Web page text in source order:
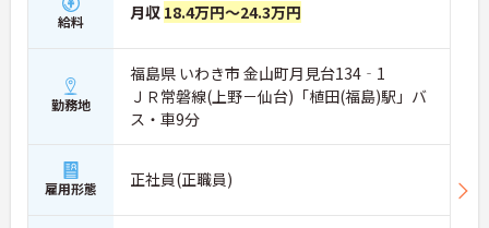
給料 月収 18.4万円～24.3万円
勤務地
福島県 いわき市 金山町月見台134‐1
ＪＲ常磐線(上野－仙台)「植田(福島)駅」バ
ス・車9分
雇用形態 正社員(正職員)